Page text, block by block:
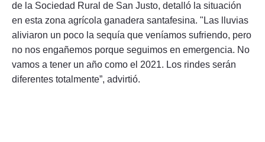
de la Sociedad Rural de San Justo, detalló la situación
en esta zona agrícola ganadera santafesina. "Las lluvias
aliviaron un poco la sequía que veníamos sufriendo, pero
no nos engañemos porque seguimos en emergencia. No
vamos a tener un año como el 2021. Los rindes serán
diferentes totalmente”, advirtió.